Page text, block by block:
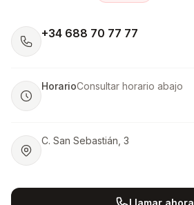
+34 688 70 77 77
HorarioConsultar horario abajo
C. San Sebastián, 3
Llamar ahora